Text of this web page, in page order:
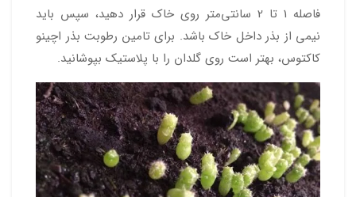
فاصله 1 تا 2 سانتی‌متر روی خاک قرار دهید، سپس باید
نیمی از بذر داخل خاک باشد. برای تامین رطوبت بذر اچینو
کاکتوس، بهتر است روی گلدان را با پلاستیک بپوشانید.